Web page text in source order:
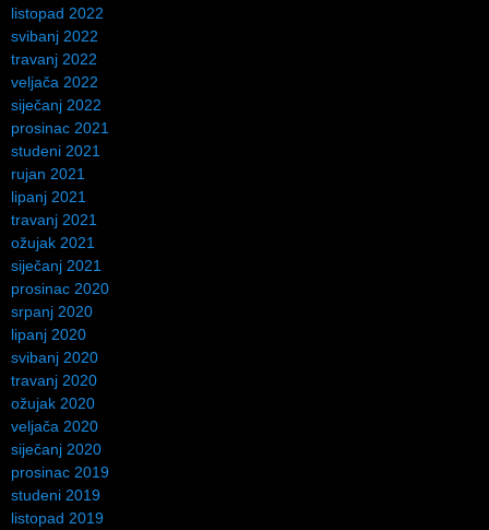
listopad 2022
svibanj 2022
travanj 2022
veljača 2022
siječanj 2022
prosinac 2021
studeni 2021
rujan 2021
lipanj 2021
travanj 2021
ožujak 2021
siječanj 2021
prosinac 2020
srpanj 2020
lipanj 2020
svibanj 2020
travanj 2020
ožujak 2020
veljača 2020
siječanj 2020
prosinac 2019
studeni 2019
listopad 2019